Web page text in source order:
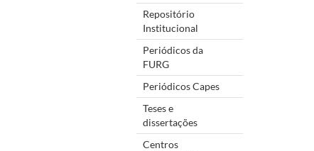
Repositório
Institucional
Periódicos da
FURG
Periódicos Capes
Teses e
dissertações
Centros